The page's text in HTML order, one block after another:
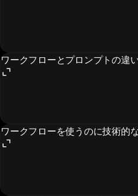
ワークフローとプロンプトの違
ワークフローを使うのに技術的